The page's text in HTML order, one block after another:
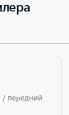
/ передний